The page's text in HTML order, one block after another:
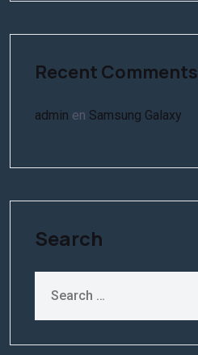
Recent Comments
admin en Samsung Galaxy
Search